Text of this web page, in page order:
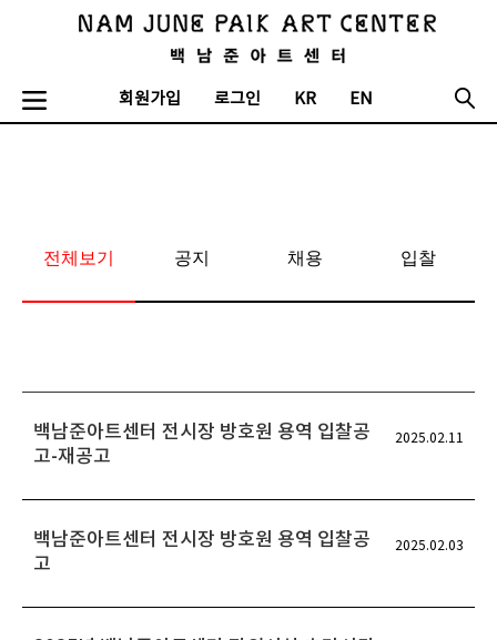
회원가입 로그인 KR EN
전체보기 공지 채용 입찰
백남준아트센터 전시장 방호원 용역 입찰공
고-재공고
2025.02.11
백남준아트센터 전시장 방호원 용역 입찰공
고
2025.02.03